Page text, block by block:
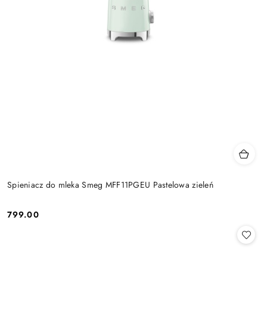
Spieniacz do mleka Smeg MFF11PGEU Pastelowa zieleń
Cena:
799.00